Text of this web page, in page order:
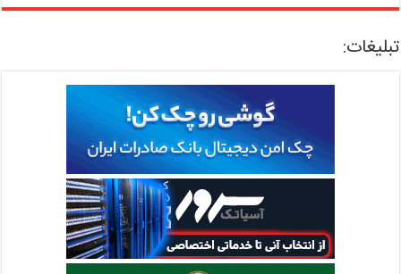
تبلیغات: